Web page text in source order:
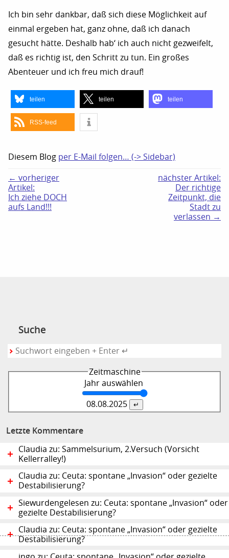
Ich bin sehr dankbar, daß sich diese Möglichkeit auf
einmal ergeben hat, ganz ohne, daß ich danach
gesucht hätte. Deshalb hab‘ ich auch nicht gezweifelt,
daß es richtig ist, den Schritt zu tun. Ein großes
Abenteuer und ich freu mich drauf!
teilen teilen teilen
RSS-feed
Diesem Blog per E-Mail folgen… (-> Sidebar)
← vorheriger
Artikel:
Ich ziehe DOCH
aufs Land!!!
nächster Artikel:
Der richtige
Zeitpunkt, die
Stadt zu
verlassen →
Suche
Zeitmaschine
Jahr auswählen
08.08.2025
Letzte Kommentare
Claudia zu: Sammelsurium, 2.Versuch (Vorsicht
Kellerralley!)
Claudia zu: Ceuta: spontane „Invasion“ oder gezielte
Destabilisierung?
Siewurdengelesen zu: Ceuta: spontane „Invasion“ oder
gezielte Destabilisierung?
Claudia zu: Ceuta: spontane „Invasion“ oder gezielte
Destabilisierung?